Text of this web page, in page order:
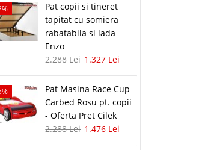
Pat copii si tineret
tapitat cu somiera
rabatabila si lada
Enzo
2.288 Lei 1.327 Lei
Pat Masina Race Cup
Carbed Rosu pt. copii
- Oferta Pret Cilek
2.288 Lei 1.476 Lei